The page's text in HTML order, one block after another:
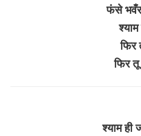
फंसे
श्याम
फिर
फिर
श्याम ही